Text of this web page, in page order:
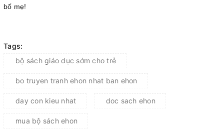
bố mẹ!
Tags:
bộ sách giáo dục sớm cho trẻ
bo truyen tranh ehon nhat ban ehon
day con kieu nhat doc sach ehon
mua bộ sách ehon